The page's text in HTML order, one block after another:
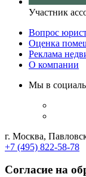
Участник
Вопрос
Оценка
Реклама
О компании
Мы в
г. Москва,
+7 (495) 822-58-78
Согласие на